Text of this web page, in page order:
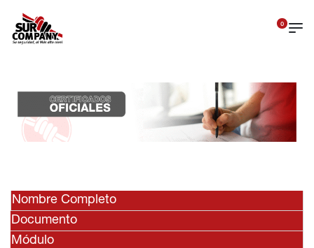
0
Nombre Completo
Documento
Módulo